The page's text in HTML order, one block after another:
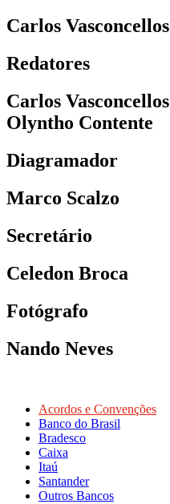
Carlos Vasconcellos
Redatores
Carlos Vasconcellos
Olyntho Contente
Diagramador
Marco Scalzo
Secretário
Celedon Broca
Fotógrafo
Nando Neves
Acordos e Convenções
Banco do Brasil
Bradesco
Caixa
Itaú
Santander
Outros Bancos